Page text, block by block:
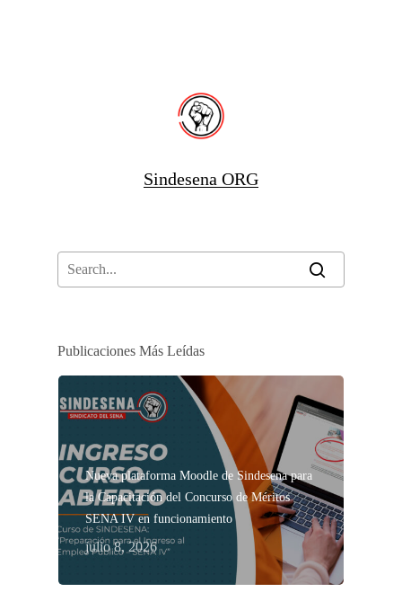
Sindesena ORG
Publicaciones Más Leídas
Nueva plataforma Moodle de Sindesena para
la Capacitación del Concurso de Méritos
SENA IV en funcionamiento
julio 8, 2026